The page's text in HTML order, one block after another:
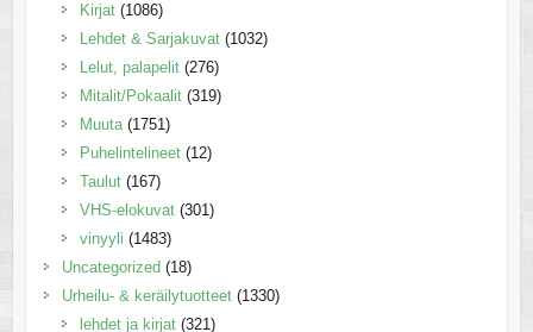
Kirjat (1086)
Lehdet & Sarjakuvat (1032)
Lelut, palapelit (276)
Mitalit/Pokaalit (319)
Muuta (1751)
Puhelintelineet (12)
Taulut (167)
VHS-elokuvat (301)
vinyyli (1483)
Uncategorized (18)
Urheilu- & keräilytuotteet (1330)
lehdet ja kirjat (321)